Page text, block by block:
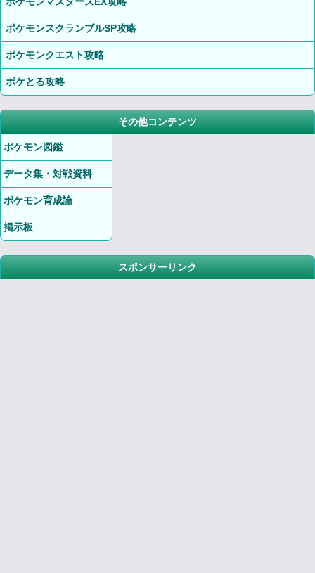
ポケモンスクランブルSP攻略
ポケモンクエスト攻略
ポケとる攻略
その他コンテンツ
ポケモン図鑑
データ集・対戦資料
ポケモン育成論
掲示板
スポンサーリンク